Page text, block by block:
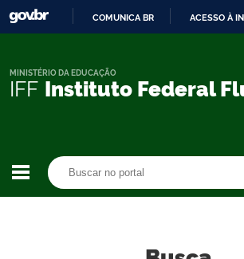
CONTEÚDO
COMUNICA BR ACESSO À
IFF Instituto Federal
MINISTÉRIO DA EDUCAÇÃO